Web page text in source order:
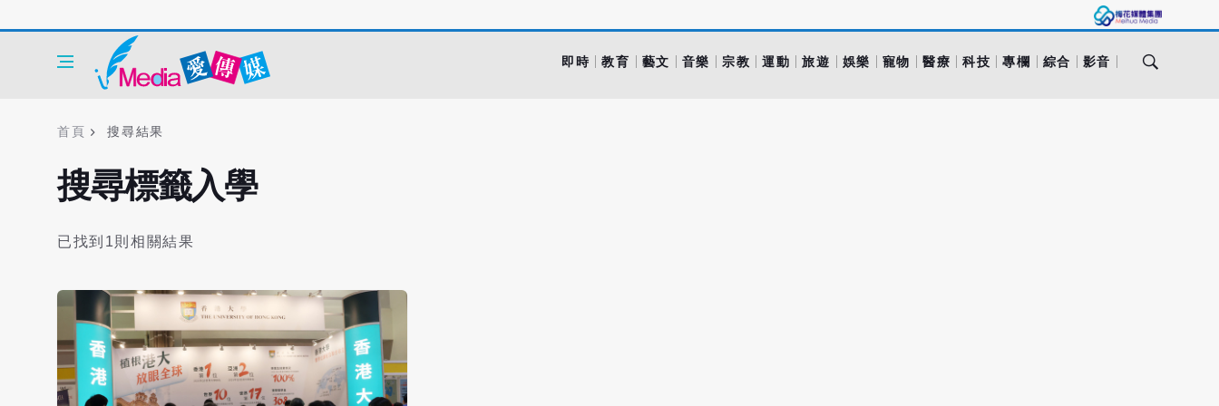
即時 教育 藝文 音樂 宗教 運動 旅遊 娛樂 寵物 醫療 科技 專欄 綜合 影音
首頁 搜尋結果
搜尋標籤入學
已找到1則相關結果